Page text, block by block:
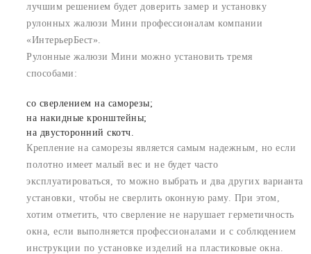
лучшим решением будет доверить замер и установку
рулонных жалюзи Мини профессионалам компании
«ИнтерьерБест».
Рулонные жалюзи Мини можно установить тремя
способами:
со сверлением на саморезы;
на накидные кронштейны;
на двусторонний скотч.
Крепление на саморезы является самым надежным, но если
полотно имеет малый вес и не будет часто
эксплуатироваться, то можно выбрать и два других варианта
установки, чтобы не сверлить оконную раму. При этом,
хотим отметить, что сверление не нарушает герметичность
окна, если выполняется профессионалами и с соблюдением
инструкции по установке изделий на пластиковые окна.